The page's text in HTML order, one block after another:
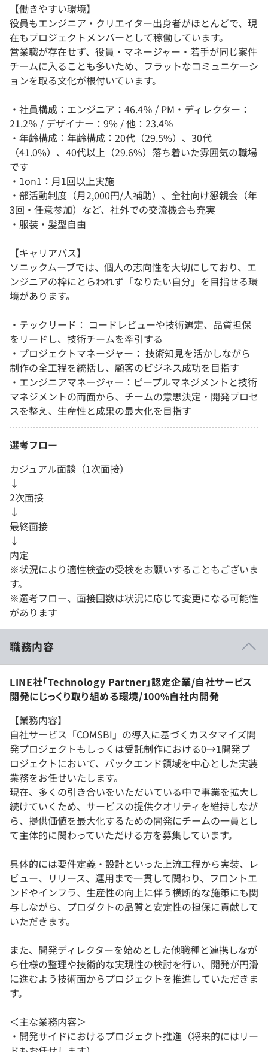
【働きやすい環境】
役員もエンジニア・クリエイター出身者がほとんどで、現
在もプロジェクトメンバーとして稼働しています。
営業職が存在せず、役員・マネージャー・若手が同じ案件
チームに入ることも多いため、フラットなコミュニケーシ
ョンを取る文化が根付いています。
・社員構成：エンジニア：46.4％ / PM・ディレクター：
21.2％ / デザイナー：9% / 他：23.4％
・年齢構成：年齢構成：20代（29.5%）、30代
（41.0%）、40代以上（29.6%）落ち着いた雰囲気の職場
です
・1on1：月1回以上実施
・部活動制度（月2,000円/人補助）、全社向け懇親会（年
3回・任意参加）など、社外での交流機会も充実
・服装・髪型自由
【キャリアパス】
ソニックムーブでは、個人の志向性を大切にしており、エ
ンジニアの枠にとらわれず「なりたい自分」を目指せる環
境があります。
・テックリード： コードレビューや技術選定、品質担保
をリードし、技術チームを牽引する
・プロジェクトマネージャー： 技術知見を活かしながら
制作の全工程を統括し、顧客のビジネス成功を目指す
・エンジニアマネージャー：ピープルマネジメントと技術
マネジメントの両面から、チームの意思決定・開発プロセ
スを整え、生産性と成果の最大化を目指す
選考フロー
カジュアル面談（1次面接）
↓
2次面接
↓
最終面接
↓
内定
※状況により適性検査の受検をお願いすることもございま
す。
※選考フロー、面接回数は状況に応じて変更になる可能性
があります
職務内容
LINE社「Technology Partner」認定企業/自社サービス
開発にじっくり取り組める環境/100%自社内開発
【業務内容】
自社サービス「COMSBI」の導入に基づくカスタマイズ開
発プロジェクトもしっくは受託制作における0→1開発プ
ロジェクトにおいて、バックエンド領域を中心とした実装
業務をお任せいたします。
現在、多くの引き合いをいただいている中で事業を拡大し
続けていくため、サービスの提供クオリティを維持しなが
ら、提供価値を最大化するための開発にチームの一員とし
て主体的に関わっていただける方を募集しています。
具体的には要件定義・設計といった上流工程から実装、レ
ビュー、リリース、運用まで一貫して関わり、フロントエ
ンドやインフラ、生産性の向上に伴う横断的な施策にも関
与しながら、プロダクトの品質と安定性の担保に貢献して
いただきます。
また、開発ディレクターを始めとした他職種と連携しなが
ら仕様の整理や技術的な実現性の検討を行い、開発が円滑
に進むよう技術面からプロジェクトを推進していただきま
す。
＜主な業務内容＞
・開発サイドにおけるプロジェクト推進（将来的にはリー